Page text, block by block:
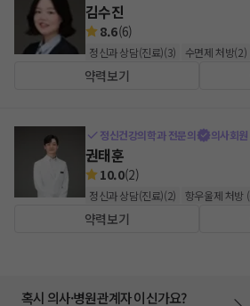
김수진
8.6(6)
정신과 상담(진료)(3) 수면제 처방(2)
약력보기
정신건강의학과 전문의 의사회원
권태훈
10.0(2)
정신과 상담(진료)(2) 항우울제 처방
약력보기
혹시 의사·병원관계자 이신가요?